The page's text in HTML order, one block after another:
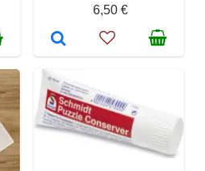
6,50 €